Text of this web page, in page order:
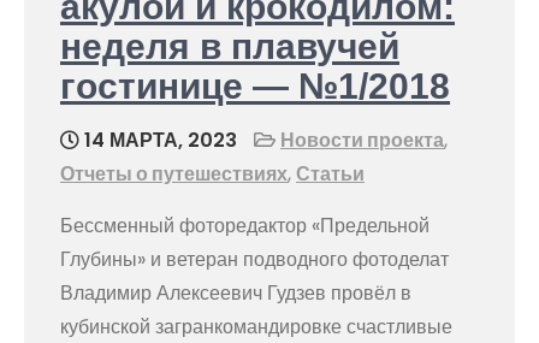
неделя в плавучей
гостинице — №1/2018
14 МАРТА, 2023 Новости проекта,
Отчеты о путешествиях,Статьи
Бессменный фоторедактор «Предельной
Глубины» и ветеран подводного фотоделат
Владимир Алексеевич Гудзев провёл в
кубинской загранкомандировке счастливые